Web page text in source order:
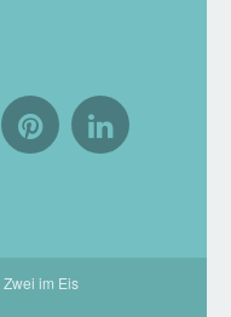
Zwei im Eis